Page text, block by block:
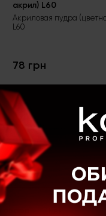
акрил) L60
Акриловая пудра
L60
78 грн